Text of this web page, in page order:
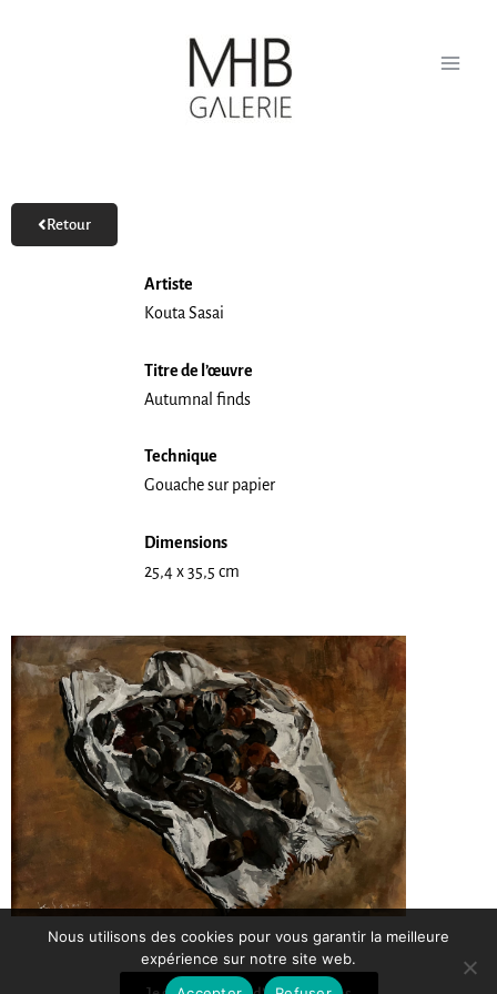
Retour
Artiste
Kouta Sasai
Titre de l’œuvre
Autumnal finds
Technique
Gouache sur papier
Dimensions
25,4 x 35,5 cm
Nous utilisons des cookies pour vous garantir la meilleure
expérience sur notre site web.